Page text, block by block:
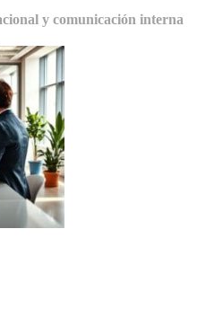
y comunicación interna